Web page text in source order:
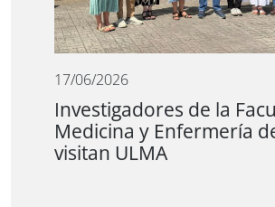
17/06/2026
Investigadores de la
Medicina y Enfermería
visitan ULMA